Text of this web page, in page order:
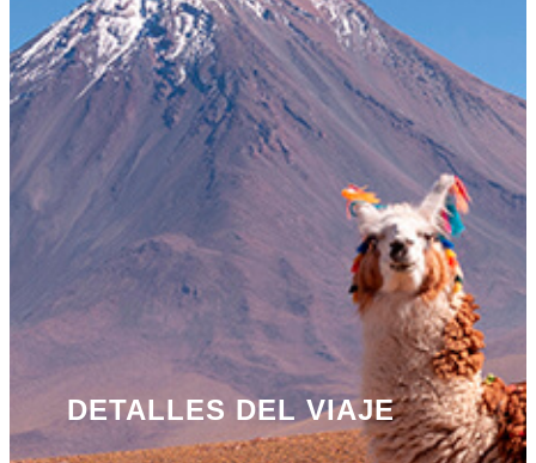
DETALLES DEL VIAJE